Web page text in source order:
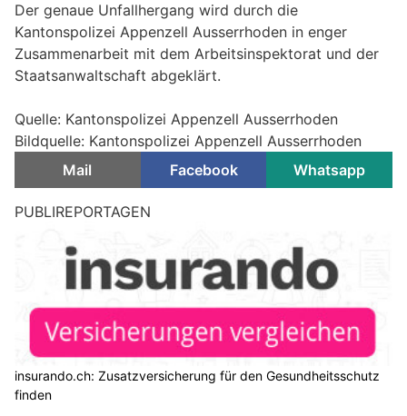
Der genaue Unfallhergang wird durch die
Kantonspolizei Appenzell Ausserrhoden in enger
Zusammenarbeit mit dem Arbeitsinspektorat und der
Staatsanwaltschaft abgeklärt.
Quelle: Kantonspolizei Appenzell Ausserrhoden
Bildquelle: Kantonspolizei Appenzell Ausserrhoden
Mail
Facebook Whatsapp
PUBLIREPORTAGEN
insurando.ch: Zusatzversicherung für den Gesundheitsschutz
finden